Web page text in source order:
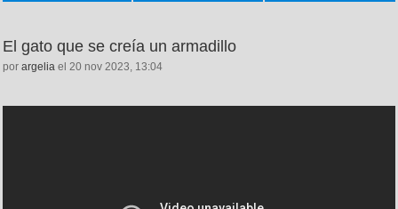
El gato que se creía un armadillo
por argelia el 20 nov 2023, 13:04